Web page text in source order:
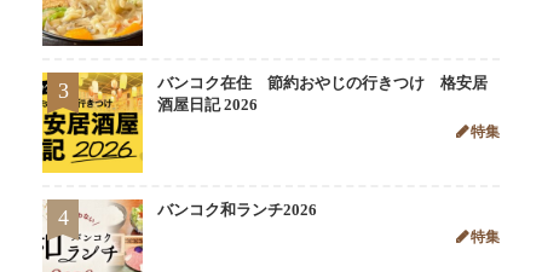
3
バンコク在住 節約おやじの行きつけ 格安居
酒屋日記 2026
特集
4 バンコク和ランチ2026
特集